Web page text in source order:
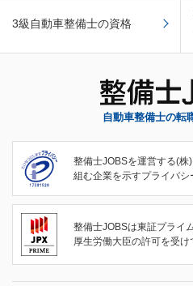
3級自動車整備士の資格
自動車整備士の転
整備士JOBSを運営する(株
組む企業を示すプライバシ
整備士JOBSは東証プライ
厚生労働大臣の許可を受け